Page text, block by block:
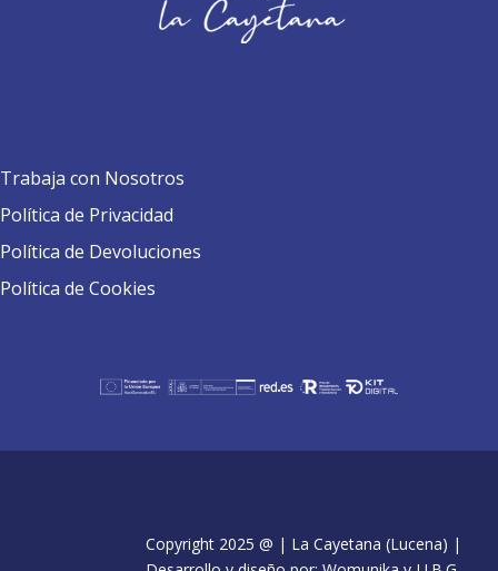
Trabaja con Nosotros
Política de Privacidad
Política de Devoluciones
Política de Cookies
Copyright 2025 @ | La Cayetana (Lucena) |